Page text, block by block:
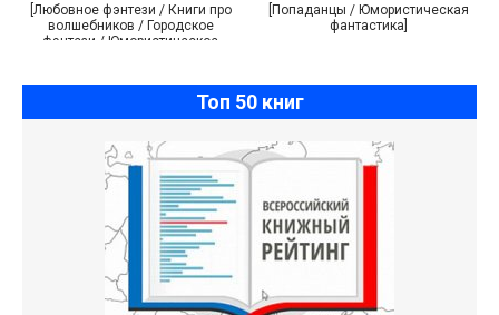
[Любовное фэнтези / Книги про
волшебников / Городское
фэнтези / Юмористическое
[Попаданцы / Юмористическая
фантастика]
Топ 50 книг